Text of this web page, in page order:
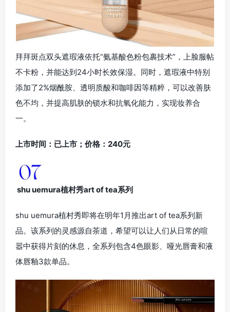
拜拜斑点双头遮瑕液依托“氨基酸色粉包裹技术”，上脸服帖
不卡粉，并能达到24小时长效保湿。同时，遮瑕液中特别
添加了2%烟酰胺、透明质酸和咖啡因等精粹，可以改善肤
色不均，并提高肌肤的锁水和抗氧化能力，实现妆养合
一。
上市时间：已上市；价格：240元
shu uemura植村秀art of tea系列
shu uemura植村秀即将在明年1月推出art of tea系列新
品。该系列的灵感源自茶道，希望可以让人们从日常的喧
嚣中获得片刻的休息，全系列包含4色眼影、哑光唇膏和液
体唇釉3款单品。